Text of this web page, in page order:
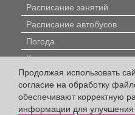
Продолжая использовать
согласие на обработку
обеспечивают корректную
информации для улучшения
Расписание занятий
Расписание автобусов
Погода
Контакты
Наши вакансии
Быстрые ссылки: